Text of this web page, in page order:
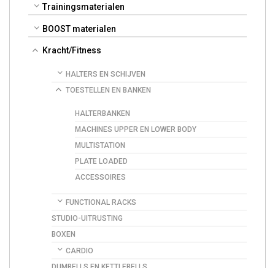
Trainingsmaterialen
BOOST materialen
Kracht/Fitness
HALTERS EN SCHIJVEN
TOESTELLEN EN BANKEN
HALTERBANKEN
MACHINES UPPER EN LOWER BODY
MULTISTATION
PLATE LOADED
ACCESSOIRES
FUNCTIONAL RACKS
STUDIO-UITRUSTING
BOXEN
CARDIO